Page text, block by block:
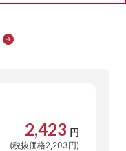
2,423 円
(税抜価格2,203円)